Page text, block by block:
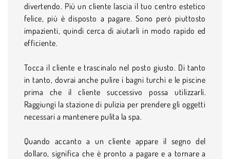
divertendo. Più un cliente lascia il tuo centro estetico
felice, più è disposto a pagare. Sono però piuttosto
impazienti, quindi cerca di aiutarli in modo rapido ed
efficiente.
Tocca il cliente e trascinalo nel posto giusto. Di tanto
in tanto, dovrai anche pulire i bagni turchi e le piscine
prima che il cliente successivo possa utilizzarli.
Raggiungi la stazione di pulizia per prendere gli oggetti
necessari a mantenere pulita la spa.
Quando accanto a un cliente appare il segno del
dollaro, significa che è pronto a pagare e a tornare a